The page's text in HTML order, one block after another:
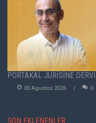
PORTAKAL JÜRİSİNE
05 Agustos 2026 0
SON EKLENENLER